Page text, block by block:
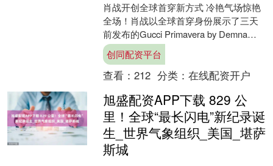
肖战开创全球首穿新方式 冷艳气场惊艳
全场！肖战以全球首穿身份展示了三天
前发布的Gucci Primavera by Demna
2026秋冬系列，令人惊艳。他全....
创同配资平台
查看： 212 分类： 在线配资开户
旭盛配资APP下载 829 公
里！全球“最长闪电”新纪录诞
生_世界气象组织_美国_堪萨
斯城